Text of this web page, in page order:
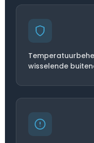
wisselende